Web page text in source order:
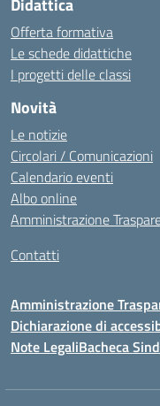
Didattica
Offerta formativa
Le schede didattiche
I progetti delle classi
Novità
Le notizie
Circolari / Comunicazioni
Calendario eventi
Albo online
Amministrazione
Contatti
Amministrazione
Dichiarazione di
Note LegaliBacheca